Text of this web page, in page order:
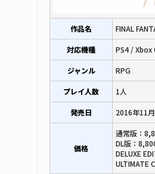
作品名 FINAL
対応機種 PS4 / Xbox
ジャンル RPG
プレイ人数 1人
発売日 2016年11
価格
通常版：
DL版：
DELUXE
ULTIMATE